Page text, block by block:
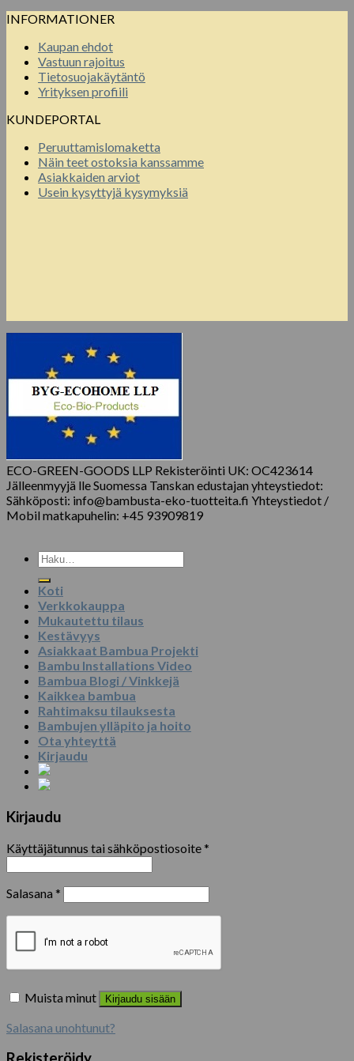
INFORMATIONER
Kaupan ehdot
Vastuun rajoitus
Tietosuojakäytäntö
Yrityksen profiili
KUNDEPORTAL
Peruuttamislomaketta
Näin teet ostoksia kanssamme
Asiakkaiden arviot
Usein kysyttyjä kysymyksiä
ECO-GREEN-GOODS LLP Rekisteröinti UK: OC423614
Jälleenmyyjä lle Suomessa Tanskan edustajan yhteystiedot:
Sähköposti: info@bambusta-eko-tuotteita.fi Yhteystiedot /
Mobil matkapuhelin: +45 93909819
Etsi:
Koti
Verkkokauppa
Mukautettu tilaus
Kestävyys
Asiakkaat Bambua Projekti
Bambu Installations Video
Bambua Blogi / Vinkkejä
Kaikkea bambua
Rahtimaksu tilauksesta
Bambujen ylläpito ja hoito
Ota yhteyttä
Kirjaudu
Kirjaudu
Käyttäjätunnus tai sähköpostiosoite*
Salasana *
Muista minut Kirjaudu sisään
Salasana unohtunut?